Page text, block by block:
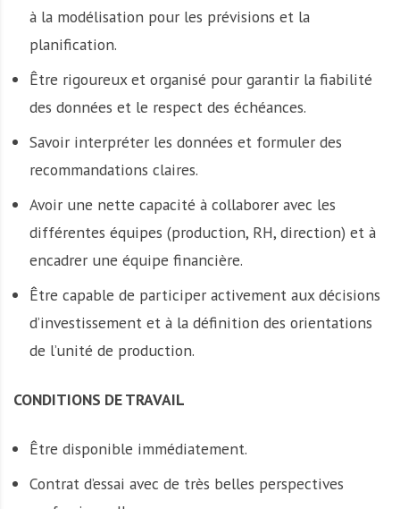
à la modélisation pour les prévisions et la
planification.
Être rigoureux et organisé pour garantir la fiabilité
des données et le respect des échéances.
Savoir interpréter les données et formuler des
recommandations claires.
Avoir une nette capacité à collaborer avec les
différentes équipes (production, RH, direction) et à
encadrer une équipe financière.
Être capable de participer activement aux décisions
d’investissement et à la définition des orientations
de l’unité de production.
CONDITIONS DE TRAVAIL
Être disponible immédiatement.
Contrat d’essai avec de très belles perspectives